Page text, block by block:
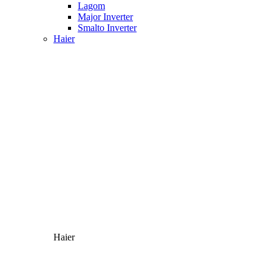
Lagom
Major Inverter
Smalto Inverter
Haier
Haier